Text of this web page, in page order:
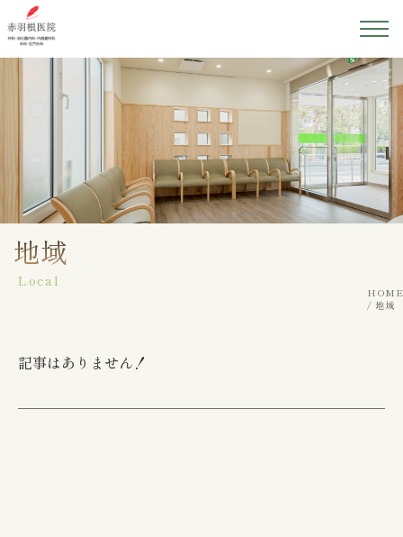
ホーム
院長紹介
初めての方へ
診療案内
地域
Local
HOME
地域
記事はありません！